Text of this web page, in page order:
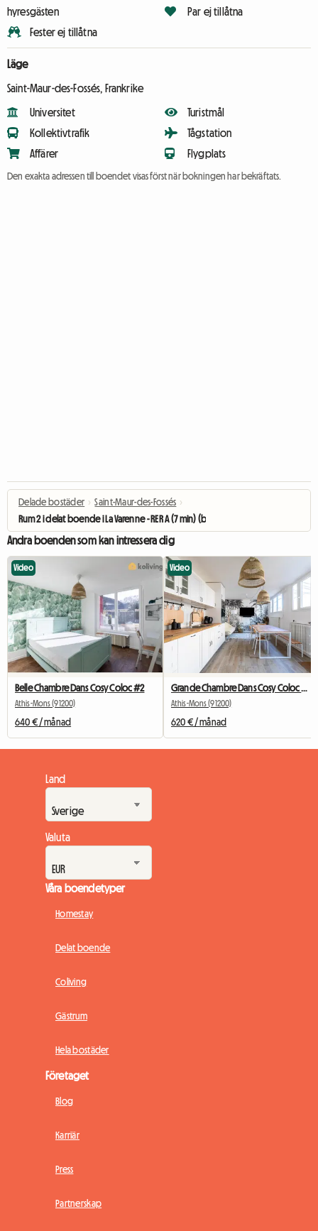
hyresgästen
Fester ej tillåtna
Par ej tillåtna
Läge
Saint-Maur-des-Fossés, Frankrike
Universitet
Kollektivtrafik
Affärer
Turistmål
Tågstation
Flygplats
Den exakta adressen till boendet visas först när bokningen har bekräftats.
Delade bostäder › Saint-Maur-des-Fossés ›
Rum 2 i delat boende i La Varenne - RER A (7 min) (bottenvåning)
Andra boenden som kan intressera dig
Video
Belle Chambre Dans Cosy Coloc #2
Athis-Mons (91200)
640 € / månad
Video
Athis-Mons (91200)
620 € / månad
Land
Valuta
Våra boendetyper
Homestay
Delat boende
Coliving
Gästrum
Hela bostäder
Företaget
Blog
Karriär
Press
Partnerskap